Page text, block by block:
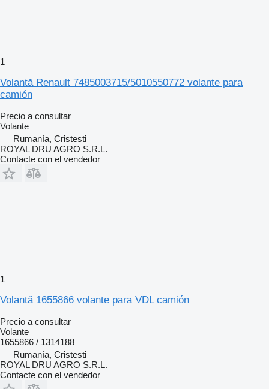
1
Volantă Renault 7485003715/5010550772 volante para
camión
Precio a consultar
Volante
Rumanía, Cristesti
ROYAL DRU AGRO S.R.L.
Contacte con el vendedor
1
Volantă 1655866 volante para VDL camión
Precio a consultar
Volante
1655866 / 1314188
Rumanía, Cristesti
ROYAL DRU AGRO S.R.L.
Contacte con el vendedor